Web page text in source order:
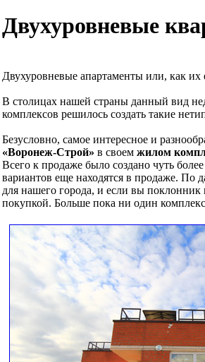
Двухуровневые
Двухуровневые апартаменты или, как их
В столицах нашей страны данный вид
комплексов решилось создать такие
Безусловно, самое интересное и
«Воронеж-Строй» в своем жилом
Всего к продаже было создано чуть более
вариантов еще находятся в продаже. По
для нашего города, и если вы поклонник
покупкой. Больше пока ни один